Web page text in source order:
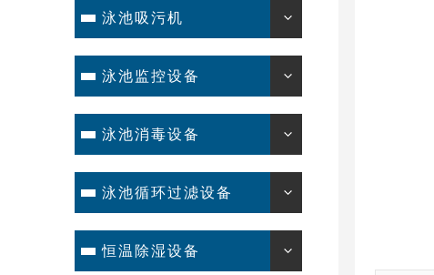
泳池吸污机
泳池监控设备
泳池消毒设备
泳池循环过滤设备
恒温除湿设备